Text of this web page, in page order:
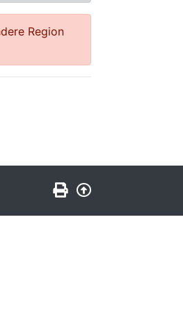
Region
Seite drucken
Zurück nach